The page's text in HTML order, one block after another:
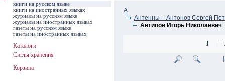
А
Антенны – Антонов Сергей
Антипов Игорь Николаевич
1 |
книги на русском языке
книги на иностранных языках
журналы на русском языке
журналы на иностранных языках
газеты на русском языке
газеты на иностранных языках
Каталоги
Сиглы хранения
Корзина